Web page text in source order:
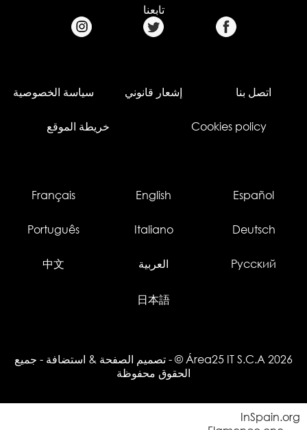
تابعنا
اتصل بنا إشعار قانوني سياسة الخصوصية
Cookies policy خريطة الموقع
Español
English
Français
Deutsch
Italiano
Português
Русский العربية 中文
日本語
© Área25 IT S.C.A 2026
- تصميم الصفحة & استضافة - جميع
الحقوق محفوظة
InSpain.org